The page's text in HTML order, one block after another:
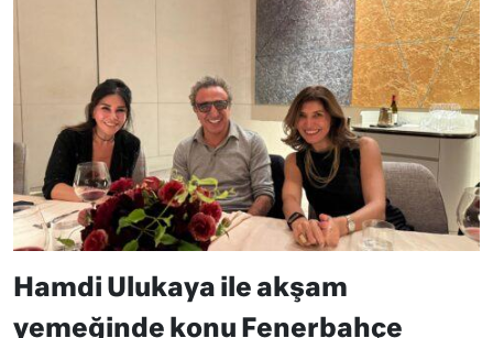
Hamdi Ulukaya ile akşam
yemeğinde konu Fenerbahçe